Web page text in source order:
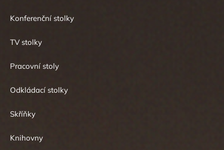
Konferenční stolky
TV stolky
Pracovní stoly
Odkládací stolky
Skříňky
Knihovny